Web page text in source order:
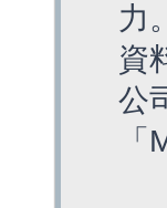
力
資
公